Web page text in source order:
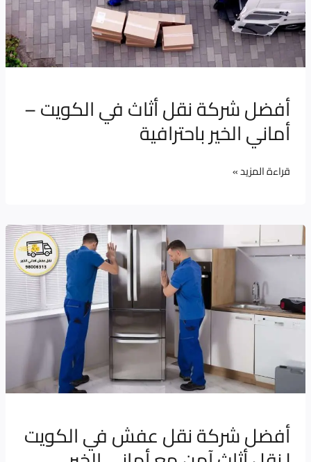
أفضل شركة نقل أثاث في الكويت –
أماني الخير باحترافية
الكويت
–
أماني
الخير
قراءة المزيد »
أفضل شركة نقل عفش في الكويت
شركة
عفش
في
نقل
أثاث
مع
أماني